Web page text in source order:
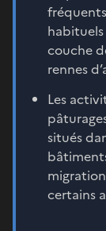
couche
rennes
Les
situés
certains